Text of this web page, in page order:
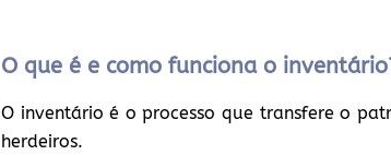
O que é e como funciona o
O inventário é o processo que transfere o
herdeiros.